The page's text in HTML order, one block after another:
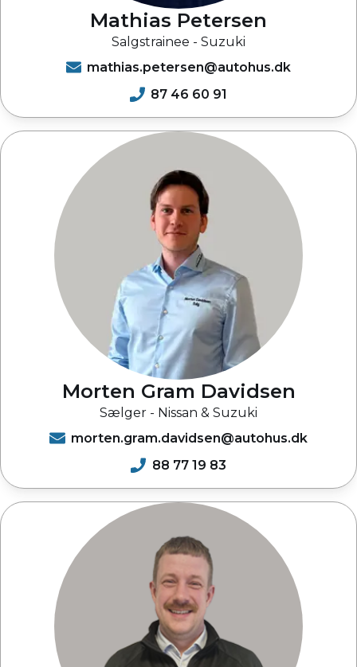
Mathias Petersen
Salgstrainee - Suzuki
mathias.petersen@autohus.dk
87 46 60 91
Morten Gram Davidsen
Sælger - Nissan & Suzuki
morten.gram.davidsen@autohus.dk
88 77 19 83